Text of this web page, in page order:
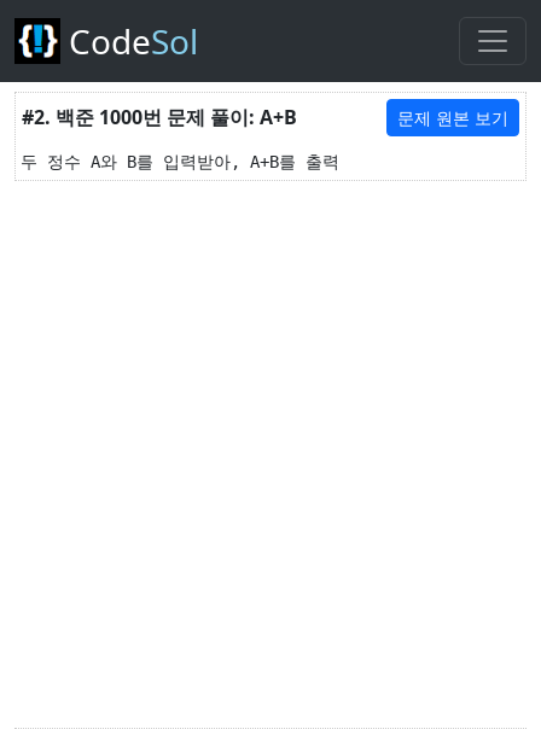
CodeSol
#2. 백준 1000번 문제 풀이: A+B 문제 원본 보기
두 정수 A와 B를 입력받아, A+B를 출력